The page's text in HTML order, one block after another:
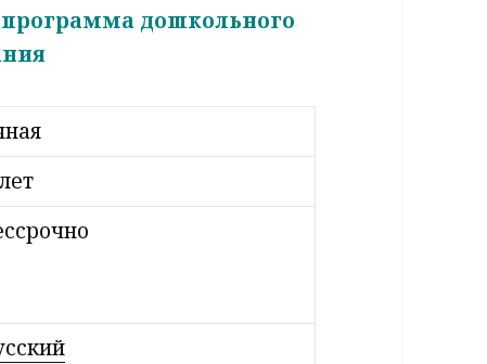
программа дошкольного